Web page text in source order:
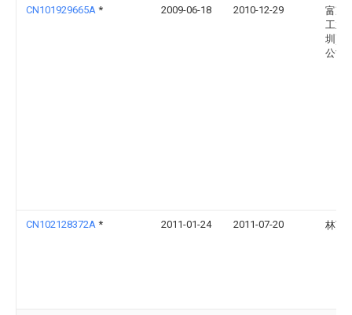
CN101929665A * 2009-06-18 2010-12-29
富准
工业(
圳)有
公司
CN102128372A * 2011-01-24 2011-07-20 林万